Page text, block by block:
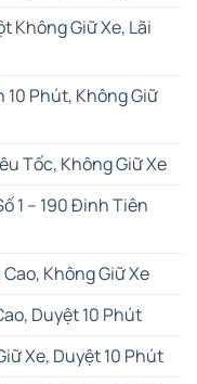
Không Giữ Xe, Lãi
10 Phút, Không Giữ
Tốc, Không Giữ Xe
1 – 190 Đinh Tiên
Không Giữ Xe
Duyệt 10 Phút
Xe, Duyệt 10 Phút